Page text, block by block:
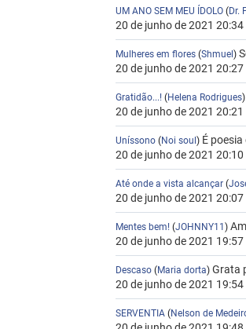
UM ANO SEM MEU ÍDOLO (Dr.
20 de junho de 2021 20:34
Mulheres em flores (Shmuel)
20 de junho de 2021 20:27
Gratidão...! (Helena Rodrigues)
20 de junho de 2021 20:21
Uníssono (Noi soul) É
20 de junho de 2021 20:10
Até onde a vista alcançar (
20 de junho de 2021 20:07
Mentes bem! (JOHNNY11)
20 de junho de 2021 19:57
Descaso (Maria dorta)Grata
20 de junho de 2021 19:54
SERVENTIA (Nelson de